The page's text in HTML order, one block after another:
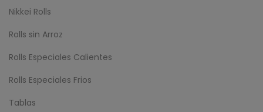
Nikkei Rolls
Rolls sin Arroz
Rolls Especiales Calientes
Rolls Especiales Frios
Tablas